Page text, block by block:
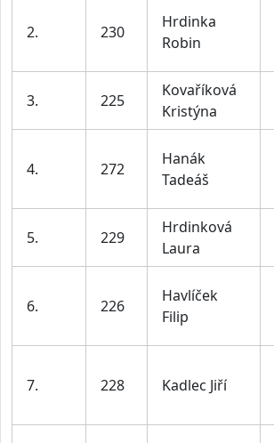
2. 230
Hrdinka
Robin
3. 225
Kovaříková
Kristýna
4. 272
Hanák
Tadeáš
5. 229
Hrdinková
Laura
6. 226
Havlíček
Filip
7. 228 Kadlec Jiří